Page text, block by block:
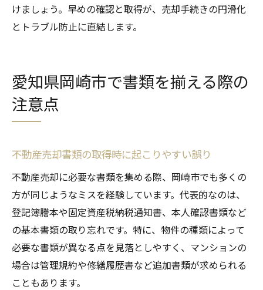
けましょう。早めの確認と取得が、売却手続きの円滑化
とトラブル防止に直結します。
愛知県岡崎市で書類を揃える際の
注意点
不動産売却書類の取得時に起こりやすい誤り
不動産売却に必要な書類を集める際、岡崎市でも多くの
方が同じようなミスを経験しています。代表的なのは、
登記簿謄本や固定資産税納税通知書、本人確認書類など
の基本書類の取り忘れです。特に、物件の種類によって
必要な書類が異なる点を見落としやすく、マンションの
場合は管理規約や修繕履歴書など追加書類が求められる
こともあります。